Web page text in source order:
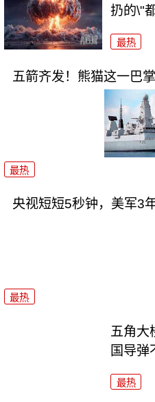
扔的\"
最热
五箭齐发！熊猫这一巴
最热
央视短短5秒钟，美军3
最热
五角大
国导弹
最热